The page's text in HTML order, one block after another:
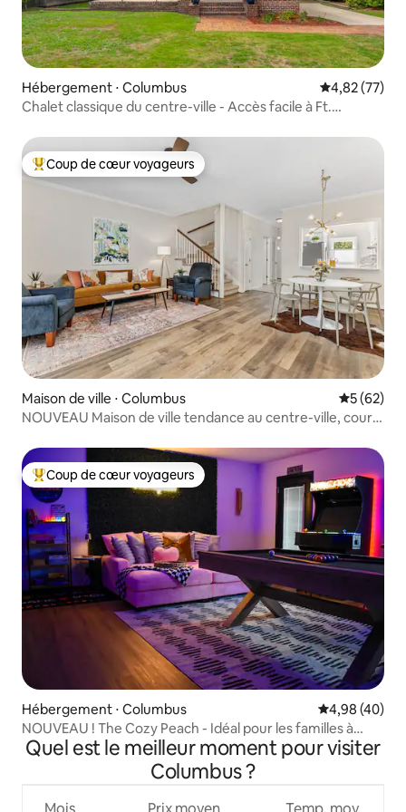
Hébergement ⋅ Columbus Évaluation
4,82 (77)
Chalet classique du centre-ville - Accès facile à Ft.
Coups de cœur voyageurs les plus appréciés
Coup de cœur voyageurs
Maison de ville ⋅ Columbus
5 (62)
NOUVEAU Maison de ville tendance au centre-ville, cour
Coups de cœur voyageurs les plus appréciés
Coup de cœur voyageurs
Hébergement ⋅ Columbus Évaluation
4,98 (40)
NOUVEAU ! The Cozy Peach - Idéal pour les familles à
Columbus !
Quel est le meilleur moment pour visiter
Columbus ?